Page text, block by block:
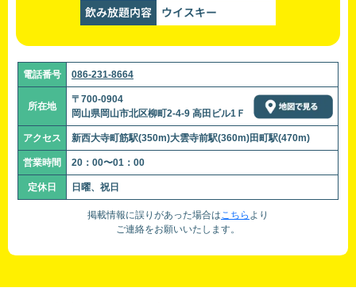
飲み放題内容 ウイスキー
電話番号 086-231-8664
所在地
〒700-0904
岡山県岡山市北区柳町2-4-9 高田ビル1Ｆ
アクセス 新西大寺町筋駅(350m)大雲寺前駅(360m)田町駅(470m)
営業時間 20：00〜01：00
定休日 日曜、祝日
掲載情報に誤りがあった場合はこちら より
ご連絡をお願いいたします。